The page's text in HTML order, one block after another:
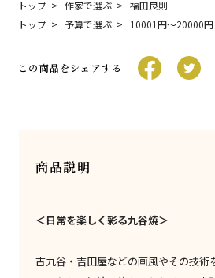
トップ
作家で選ぶ
福田良則
トップ
予算で選ぶ 10001円〜20000円
この商品をシェアする
商品説明
＜日常を楽しく彩る九谷焼＞
古九谷・吉田屋などの画風やその技術